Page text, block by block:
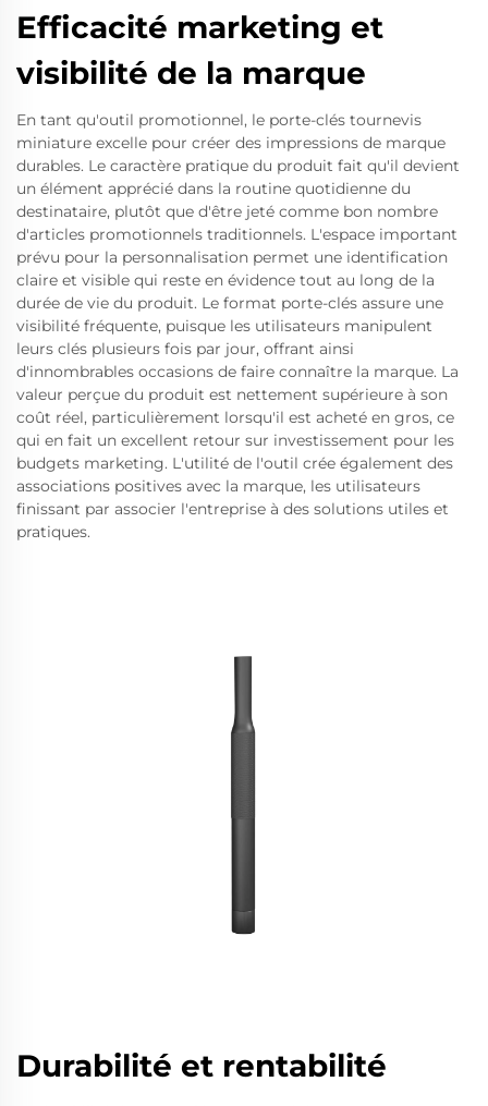
Efficacité marketing et
visibilité de la marque
En tant qu'outil promotionnel, le porte-clés tournevis
miniature excelle pour créer des impressions de marque
durables. Le caractère pratique du produit fait qu'il devient
un élément apprécié dans la routine quotidienne du
destinataire, plutôt que d'être jeté comme bon nombre
d'articles promotionnels traditionnels. L'espace important
prévu pour la personnalisation permet une identification
claire et visible qui reste en évidence tout au long de la
durée de vie du produit. Le format porte-clés assure une
visibilité fréquente, puisque les utilisateurs manipulent
leurs clés plusieurs fois par jour, offrant ainsi
d'innombrables occasions de faire connaître la marque. La
valeur perçue du produit est nettement supérieure à son
coût réel, particulièrement lorsqu'il est acheté en gros, ce
qui en fait un excellent retour sur investissement pour les
budgets marketing. L'utilité de l'outil crée également des
associations positives avec la marque, les utilisateurs
finissant par associer l'entreprise à des solutions utiles et
pratiques.
Durabilité et rentabilité